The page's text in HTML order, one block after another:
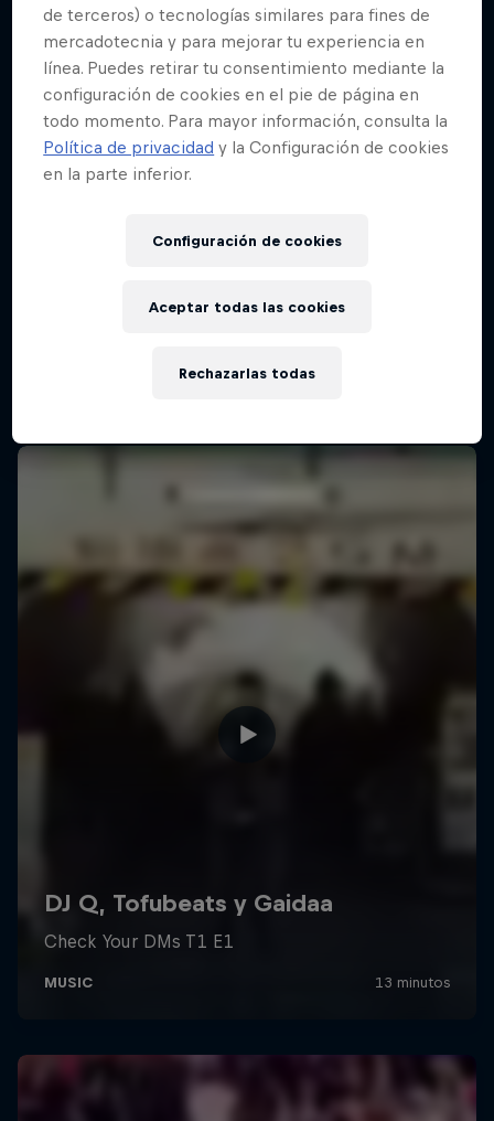
Red Bull Batalla Final Torneo de Plazas
de terceros) o tecnologías similares para fines de
mercadotecnia y para mejorar tu experiencia en
línea. Puedes retirar tu consentimiento mediante la
configuración de cookies en el pie de página en
todo momento. Para mayor información, consulta la
Política de privacidad y la Configuración de cookies
en la parte inferior.
Configuración de cookies
Rechazarlas todas
Aceptar todas las cookies